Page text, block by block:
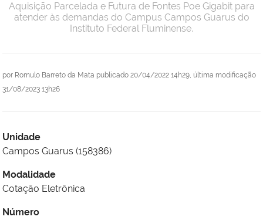
por Romulo Barreto da Mata publicado 20/04/2022 14h29, última modificação
31/08/2023 13h26
Aquisição Parcelada e Futura de Fontes Poe Gigabit para
atender às demandas do Campus Campos Guarus do
Instituto Federal Fluminense.
Unidade
Campos Guarus (158386)
Modalidade
Cotação Eletrônica
Número